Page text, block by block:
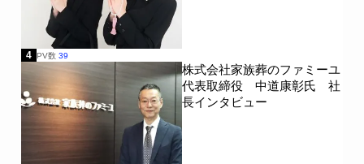
4 PV数 39
株式会社家族葬のファミーユ
代表取締役 中道康彰氏 社
長インタビュー